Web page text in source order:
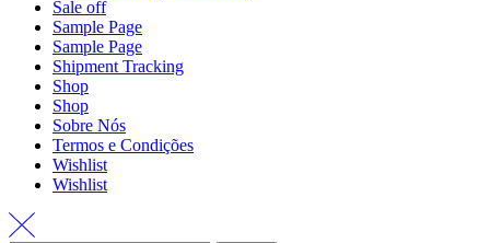
Sale off
Sample Page
Sample Page
Shipment Tracking
Shop
Shop
Sobre Nós
Termos e Condições
Wishlist
Wishlist